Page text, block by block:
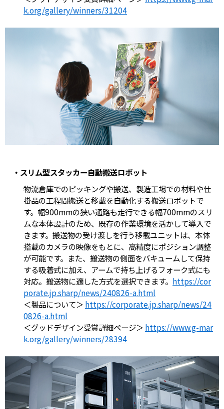
k.org/gallery/winners/31204
・スリム型スタッカー自動搬送ロボット
物流倉庫でのピッキングや搬送、製造工場での材料や仕
掛品の工程間搬送と移載を自動化する搬送ロボットで
す。幅900mmの狭い通路も走行できる幅700mmのスリ
ムな本体設計のため、既存の作業環境を活かして導入で
きます。搬送物の受け渡しを行う移載ユニットは、本体
搭載のカメラの映像をもとに、高精度にポジション調整
が可能です。また、搬送物の側面をバキュームして保持
する吸着式に加え、アームで持ち上げるフォーク式にも
対応。搬送物に適した方式を選択できます。 https://cor
porate.jp.sharp/news/240826-a.html
＜製品について＞ https://corporate.jp.sharp/news/24
0826-a.html
＜グッドデザイン受賞詳細ページ＞ https://www.g-mar
k.org/gallery/winners/28394